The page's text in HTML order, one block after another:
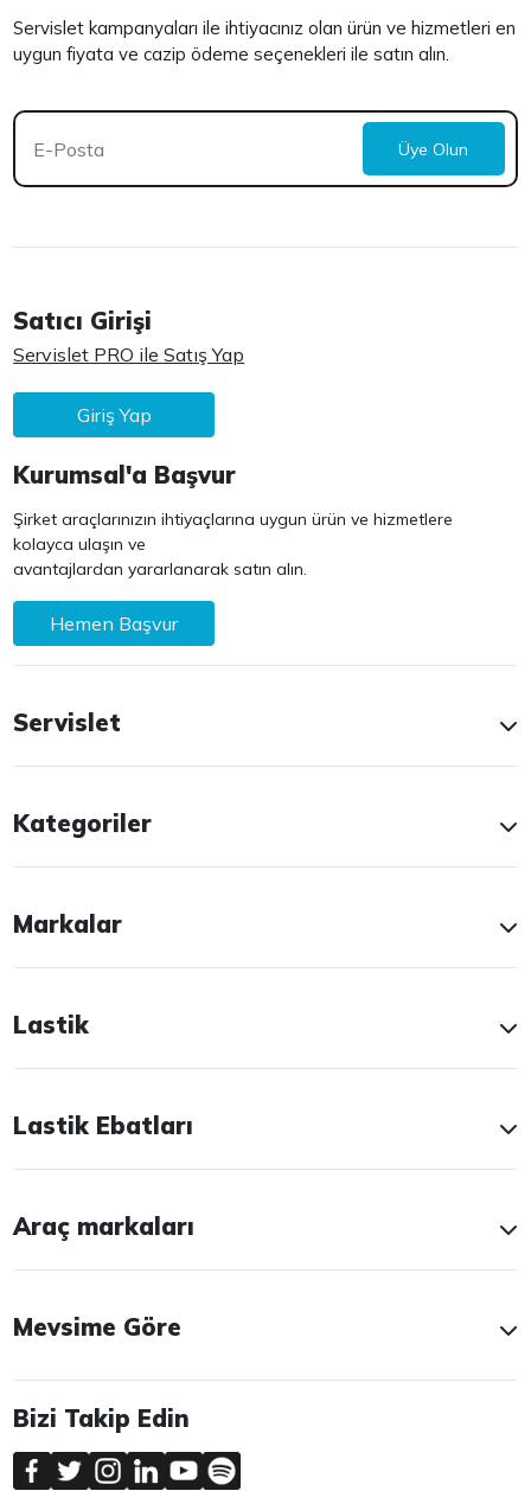
Servislet kampanyaları ile ihtiyacınız olan ürün ve hizmetleri en
uygun fiyata ve cazip ödeme seçenekleri ile satın alın.
Üye Olun
Satıcı Girişi
Servislet PRO ile Satış Yap
Giriş Yap
Kurumsal'a Başvur
Şirket araçlarınızın ihtiyaçlarına uygun ürün ve hizmetlere
kolayca ulaşın ve
avantajlardan yararlanarak satın alın.
Hemen Başvur
Servislet
Kategoriler
Markalar
Lastik
Lastik Ebatları
Araç markaları
Mevsime Göre
Bizi Takip Edin